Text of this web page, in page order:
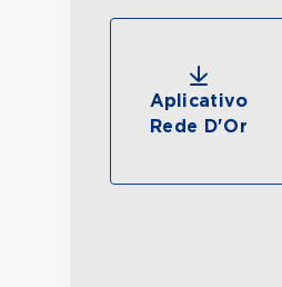
Aplicativo
Rede D'Or